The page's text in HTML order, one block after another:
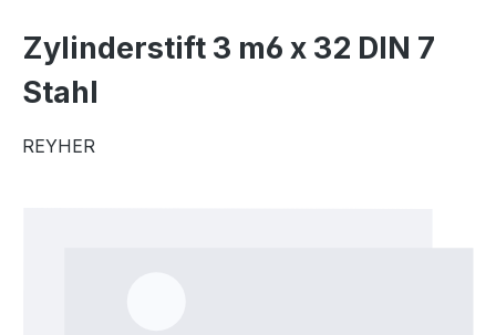
Zylinderstift 3 m6 x 32 DIN 7
Stahl
REYHER